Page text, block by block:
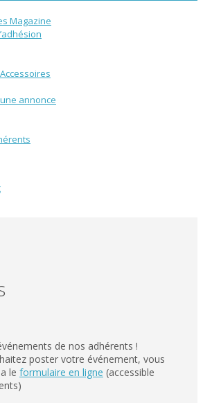
Magazine
annonce
de nos adhérents !
poster votre événement, vous
le formulaire en ligne (accessible